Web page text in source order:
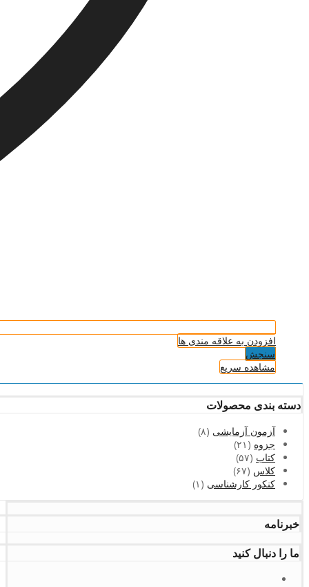
افزودن به علاقه مندی ها
سنجش
مشاهده سریع
دسته بندی محصولات
آزمون آزمایشی (۸)
جزوه (۲۱)
کتاب (۵۷)
کلاس (۶۷)
کنکور کارشناسی (۱)
خبرنامه
ما را دنبال کنید